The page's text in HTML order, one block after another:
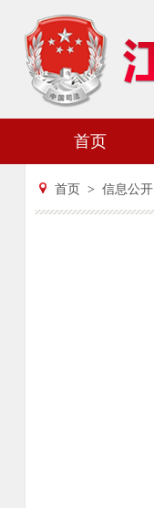
首页
首页 > 信息公开